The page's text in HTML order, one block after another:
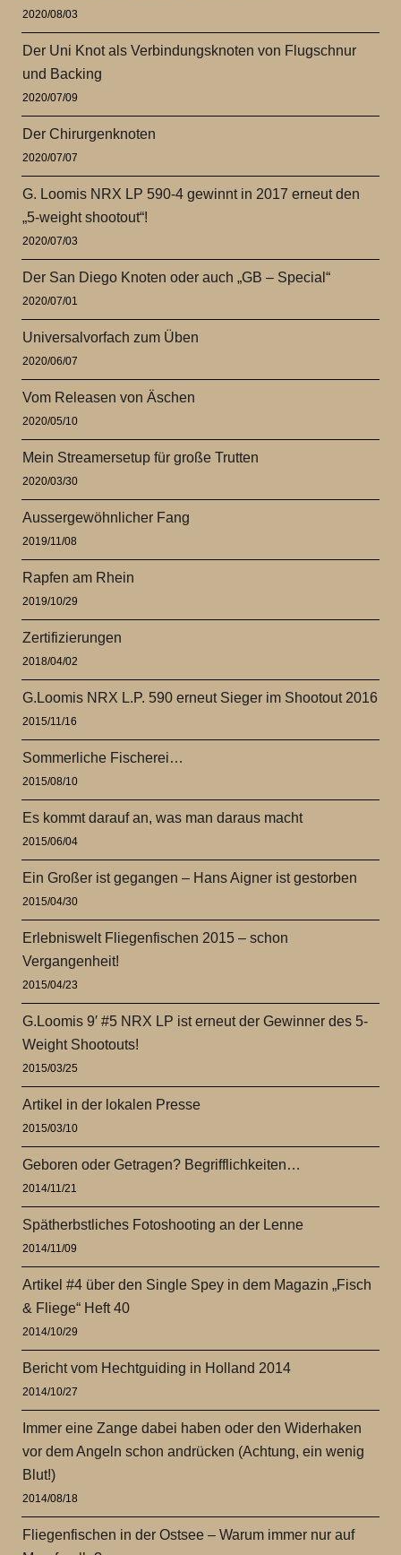
2020/08/03
Der Uni Knot als Verbindungsknoten von Flugschnur
und Backing
2020/07/09
Der Chirurgenknoten
2020/07/07
G. Loomis NRX LP 590-4 gewinnt in 2017 erneut den
„5-weight shootout“!
2020/07/03
Der San Diego Knoten oder auch „GB – Special“
2020/07/01
Universalvorfach zum Üben
2020/06/07
Vom Releasen von Äschen
2020/05/10
Mein Streamersetup für große Trutten
2020/03/30
Aussergewöhnlicher Fang
2019/11/08
Rapfen am Rhein
2019/10/29
Zertifizierungen
2018/04/02
G.Loomis NRX L.P. 590 erneut Sieger im Shootout 2016
2015/11/16
Sommerliche Fischerei…
2015/08/10
Es kommt darauf an, was man daraus macht
2015/06/04
Ein Großer ist gegangen – Hans Aigner ist gestorben
2015/04/30
Erlebniswelt Fliegenfischen 2015 – schon
Vergangenheit!
2015/04/23
G.Loomis 9′ #5 NRX LP ist erneut der Gewinner des 5-
Weight Shootouts!
2015/03/25
Artikel in der lokalen Presse
2015/03/10
Geboren oder Getragen? Begrifflichkeiten…
2014/11/21
Spätherbstliches Fotoshooting an der Lenne
2014/11/09
Artikel #4 über den Single Spey in dem Magazin „Fisch
& Fliege“ Heft 40
2014/10/29
Bericht vom Hechtguiding in Holland 2014
2014/10/27
Immer eine Zange dabei haben oder den Widerhaken
vor dem Angeln schon andrücken (Achtung, ein wenig
Blut!)
2014/08/18
Fliegenfischen in der Ostsee – Warum immer nur auf